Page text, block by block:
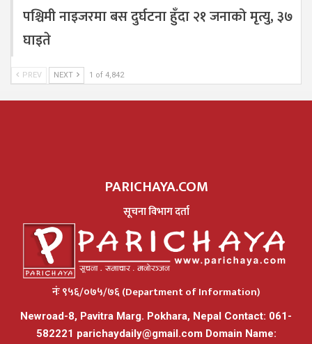
पश्चिमी नाइजरमा बस दुर्घटना हुँदा २१ जनाको मृत्यु, ३७
घाइते
PREV NEXT 1 of 4,842
PARICHAYA.COM
सूचना विभाग दर्ता
नंः ९५६/०७५/७६ (Department of Information)
Newroad-8, Pavitra Marg. Pokhara, Nepal Contact: 061-
582221 parichaydaily@gmail.comDomain Name: